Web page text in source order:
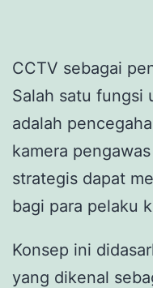
CCTV sebagai
Salah satu fungsi
adalah
kamera
strategis dapat
bagi para pelaku
Konsep ini
yang dikenal